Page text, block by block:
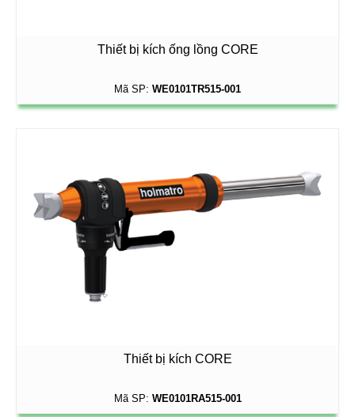
Thiết bị kích ống lồng CORE
Mã SP: WE0101TR515-001
Thiết bị kích CORE
Mã SP: WE0101RA515-001